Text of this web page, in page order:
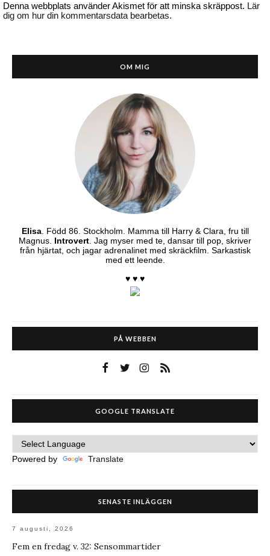
Denna webbplats använder Akismet för att minska skräppost. Lär
dig om hur din kommentarsdata bearbetas.
OM MIG
Elisa. Född 86. Stockholm. Mamma till Harry & Clara, fru till
Magnus. Introvert . Jag myser med te, dansar till pop, skriver
från hjärtat, och jagar adrenalinet med skräckfilm. Sarkastisk
med ett leende.
♥ ♥ ♥
PÅ WEBBEN
GOOGLE TRANSLATE
Powered by Translate
SENASTE INLÄGGEN
7 augusti, 2026
Fem en fredag v. 32: Sensommartider